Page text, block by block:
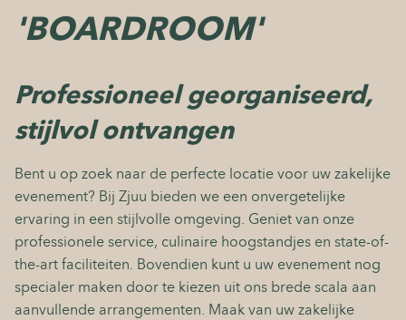
Menu kaarten
Arrangementen
Contact
'BOARDROOM'
Professioneel georganiseerd,
stijlvol ontvangen
Bent u op zoek naar de perfecte locatie voor uw zakelijke
evenement? Bij Zjuu bieden we een onvergetelijke
ervaring in een stijlvolle omgeving. Geniet van onze
professionele service, culinaire hoogstandjes en state-of-
the-art faciliteiten. Bovendien kunt u uw evenement nog
specialer maken door te kiezen uit ons brede scala aan
aanvullende arrangementen. Maak van uw zakelijke